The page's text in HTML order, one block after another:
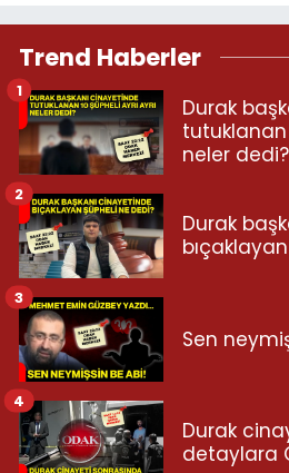
Trend Haberler
Durak
tutuklanan
neler dedi?
1
Durak
2
Sen
3
Durak
detaylara
4